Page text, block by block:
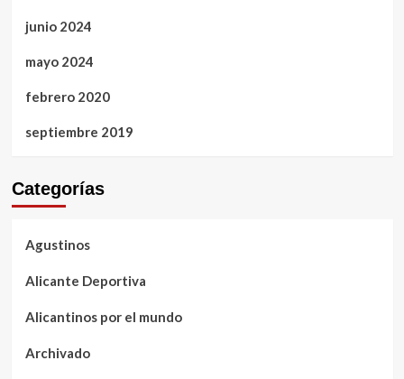
junio 2024
mayo 2024
febrero 2020
septiembre 2019
Categorías
Agustinos
Alicante Deportiva
Alicantinos por el mundo
Archivado